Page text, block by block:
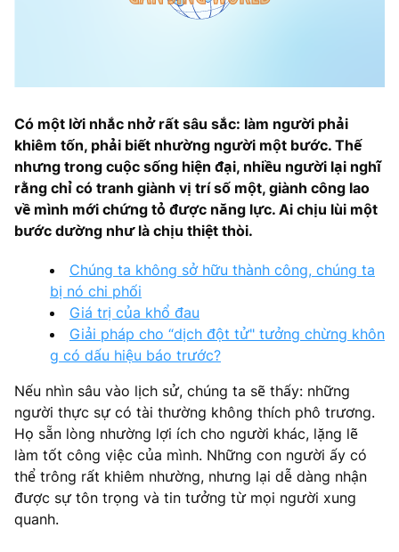
Có một lời nhắc nhở rất sâu sắc: làm người phải
khiêm tốn, phải biết nhường người một bước. Thế
nhưng trong cuộc sống hiện đại, nhiều người lại nghĩ
rằng chỉ có tranh giành vị trí số một, giành công lao
về mình mới chứng tỏ được năng lực. Ai chịu lùi một
bước dường như là chịu thiệt thòi.
Chúng ta không sở hữu thành công, chúng ta
bị nó chi phối
Giá trị của khổ đau
Giải pháp cho “dịch đột tử" tưởng chừng khôn
g có dấu hiệu báo trước?
Nếu nhìn sâu vào lịch sử, chúng ta sẽ thấy: những
người thực sự có tài thường không thích phô trương.
Họ sẵn lòng nhường lợi ích cho người khác, lặng lẽ
làm tốt công việc của mình. Những con người ấy có
thể trông rất khiêm nhường, nhưng lại dễ dàng nhận
được sự tôn trọng và tin tưởng từ mọi người xung
quanh.